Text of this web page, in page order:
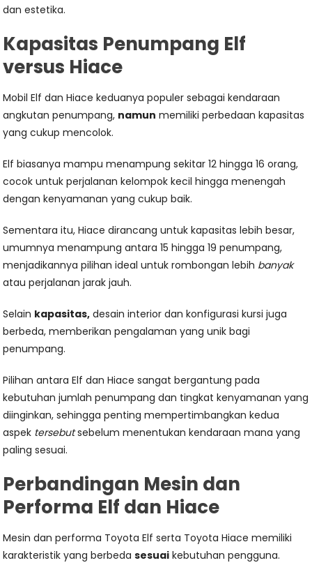
dan estetika.
Kapasitas Penumpang Elf
versus Hiace
Mobil Elf dan Hiace keduanya populer sebagai kendaraan
angkutan penumpang, namun memiliki perbedaan kapasitas
yang cukup mencolok.
Elf biasanya mampu menampung sekitar 12 hingga 16 orang,
cocok untuk perjalanan kelompok kecil hingga menengah
dengan kenyamanan yang cukup baik.
Sementara itu, Hiace dirancang untuk kapasitas lebih besar,
umumnya menampung antara 15 hingga 19 penumpang,
menjadikannya pilihan ideal untuk rombongan lebih banyak
atau perjalanan jarak jauh.
Selain kapasitas, desain interior dan konfigurasi kursi juga
berbeda, memberikan pengalaman yang unik bagi
penumpang.
Pilihan antara Elf dan Hiace sangat bergantung pada
kebutuhan jumlah penumpang dan tingkat kenyamanan yang
diinginkan, sehingga penting mempertimbangkan kedua
aspek tersebutsebelum menentukan kendaraan mana yang
paling sesuai.
Perbandingan Mesin dan
Performa Elf dan Hiace
Mesin dan performa Toyota Elf serta Toyota Hiace memiliki
karakteristik yang berbedasesuai kebutuhan pengguna.